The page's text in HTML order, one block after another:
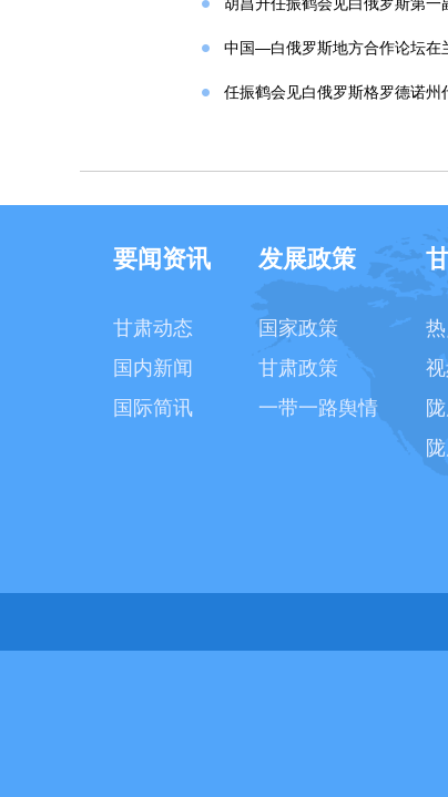
中国—白俄罗斯地方合作论坛在
任振鹤会见白俄罗斯格罗德诺州
要闻资讯
甘肃动态
国内新闻
国际简讯
发展政策
国家政策
甘肃政策
一带一路舆情